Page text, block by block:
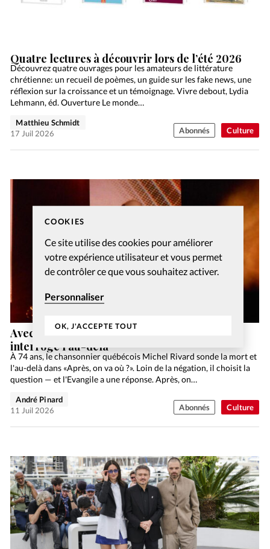
COOKIES
Ce site utilise des cookies pour améliorer
votre expérience utilisateur et vous permet
de contrôler ce que vous souhaitez activer.
Personnaliser
OK, J'ACCEPTE TOUT
Culture
Quatre lectures à découvrir lors de l’été 2026
Découvrez quatre ouvrages pour les amateurs de littérature
chrétienne: un recueil de poèmes, un guide sur les fake news, une
réflexion sur la croissance et un témoignage. Vivre debout, Lydia
Lehmann, éd. Ouverture Le monde…
Matthieu Schmidt
17 Juil 2026
Abonnés
Culture
Avec «Après, on va où?», Michel Rivard
interroge l’au-delà
À 74 ans, le chansonnier québécois Michel Rivard sonde la mort et
l'au-delà dans «Après, on va où ?». Loin de la négation, il choisit la
question — et l'Evangile a une réponse. Après, on…
André Pinard
11 Juil 2026
Abonnés